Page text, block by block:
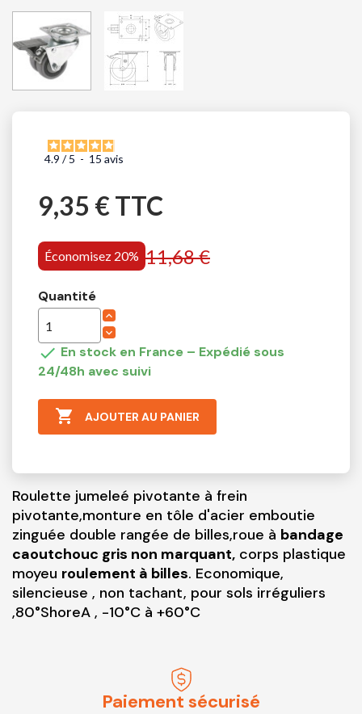
4.9 / 5 - 15 avis
9,35 € TTC
Économisez 20% 11,68 €
Quantité
 En stock en France – Expédié sous
24/48h avec suivi
 AJOUTER AU PANIER
Roulette jumeleé pivotante à frein
pivotante,monture en tôle d'acier emboutie
zinguée double rangée de billes,roue à bandage
caoutchouc gris non marquant, corps plastique
moyeu roulement à billes. Economique,
silencieuse , non tachant, pour sols irréguliers
,80°ShoreA , -10°C à +60°C
Paiement sécurisé